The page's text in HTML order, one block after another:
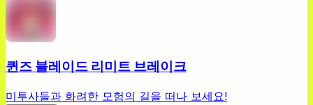
퀸즈 블레이드 리미트 브레이크
미투사들과 화려한 모험의 길을 떠나 보세요!